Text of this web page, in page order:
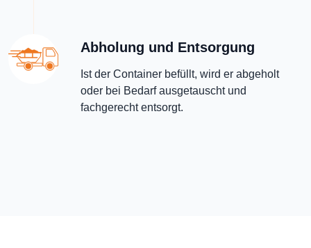
Abholung und Entsorgung
Ist der Container befüllt, wird er abgeholt
oder bei Bedarf ausgetauscht und
fachgerecht entsorgt.